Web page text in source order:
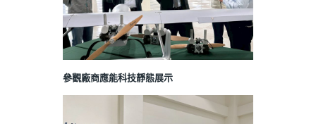
參觀廠商應能科技靜態展示